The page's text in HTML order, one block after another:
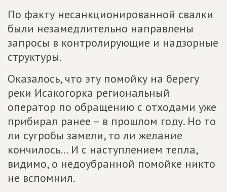
По факту несанкционированной свалки
были незамедлительно направлены
запросы в контролирующие и надзорные
структуры.
Оказалось, что эту помойку на берегу
реки Исакогорка региональный
оператор по обращению с отходами уже
прибирал ранее – в прошлом году. Но то
ли сугробы замели, то ли желание
кончилось... И с наступлением тепла,
видимо, о недоубранной помойке никто
не вспомнил.